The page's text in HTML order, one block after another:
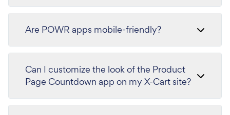
Are POWR apps mobile-friendly?
Can I customize the look of the Product
Page Countdown app on my X-Cart site?